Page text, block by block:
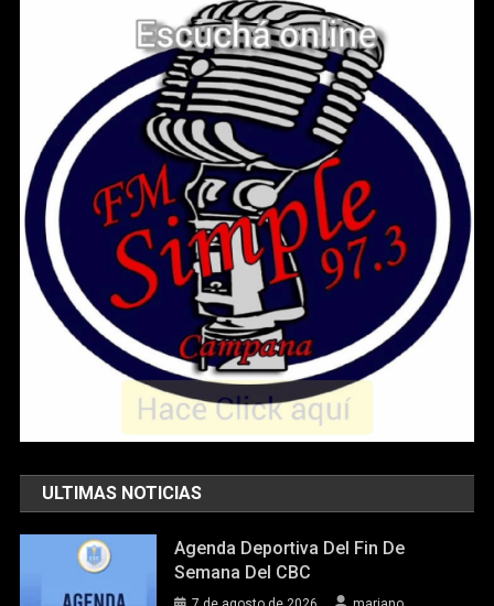
ULTIMAS NOTICIAS
Agenda Deportiva Del Fin De
Semana Del CBC